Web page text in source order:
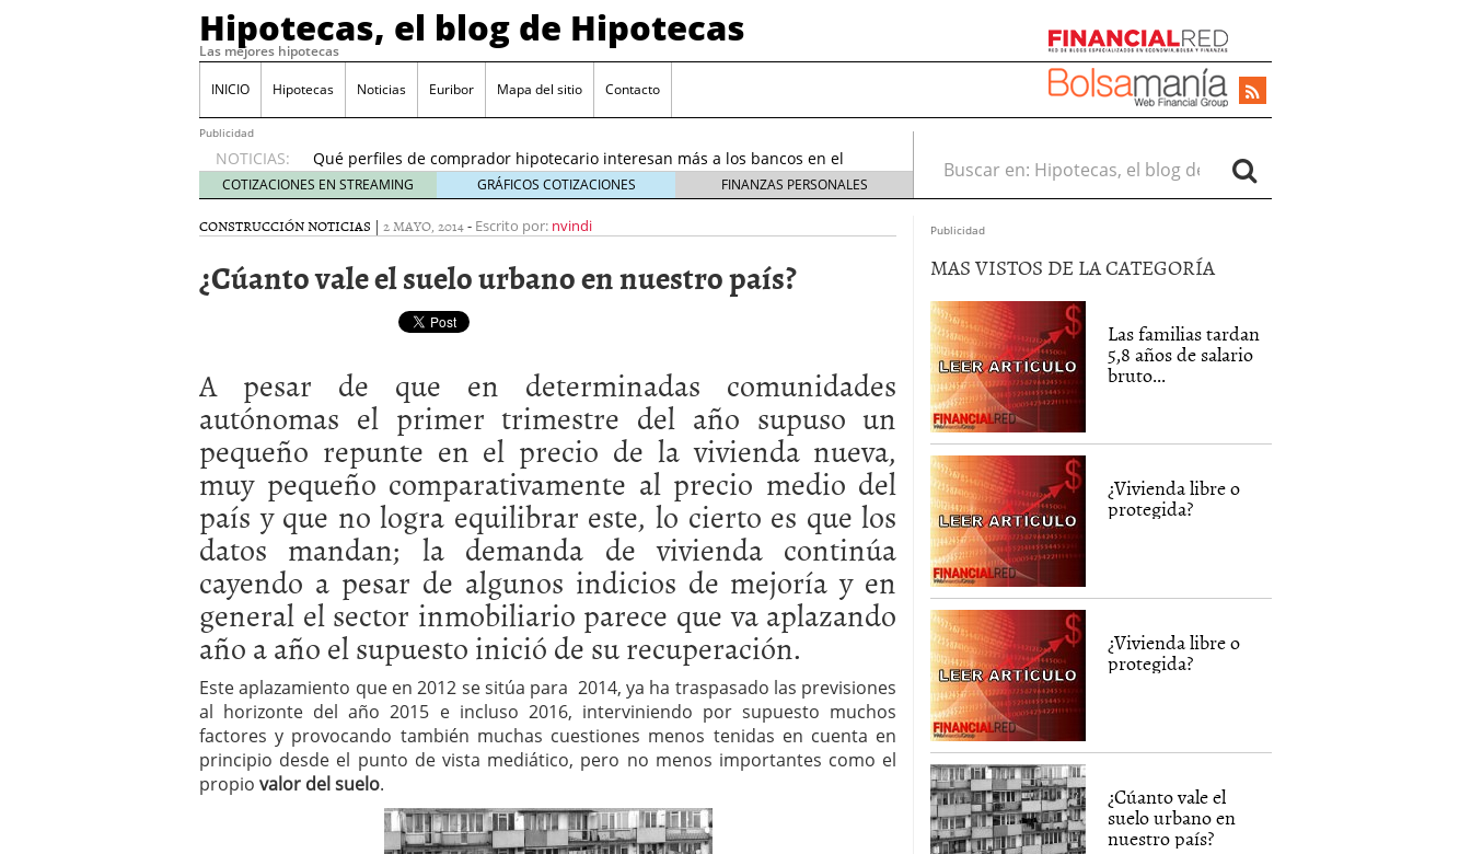
Hipotecas, el blog de Hipotecas
Las mejores hipotecas
INICIO Hipotecas Noticias Euribor Mapa del sitio Contacto
Publicidad
NOTICIAS:
Previsión del euríbor 2026: analistas sitúan el índice entre 2,25 % y 2,30 %
durante el año 06/01/2026
El Banco de España alerta sobre el sobreendeudamiento inmobiliario
Qué perfiles de comprador hipotecario interesan más a los bancos en el
inicio de 2026
21/01/2026
Hipotecas para no residentes en España: requisitos y condiciones actuales
17/01/2026
España? 12/01/2026
Previsión del euríbor 2026: analistas sitúan el índice entre 2,25 % y 2,30 %
durante el año 06/01/2026
COTIZACIONES EN STREAMING GRÁFICOS COTIZACIONES FINANZAS PERSONALES
Buscar en:
CONSTRUCCIÓNNOTICIAS | 2 MAYO, 2014- Escrito por: nvindi
¿Cúanto vale el suelo urbano en nuestro país?
A pesar de que en determinadas comunidades
autónomas el primer trimestre del año supuso un
pequeño repunte en el precio de la vivienda nueva,
muy pequeño comparativamente al precio medio del
país y que no logra equilibrar este, lo cierto es que los
datos mandan; la demanda de vivienda continúa
cayendo a pesar de algunos indicios de mejoría y en
general el sector inmobiliario parece que va aplazando
año a año el supuesto inició de su recuperación.
Este aplazamiento que en 2012 se sitúa para 2014, ya ha traspasado las previsiones
al horizonte del año 2015 e incluso 2016, interviniendo por supuesto muchos
factores y provocando también muchas cuestiones menos tenidas en cuenta en
principio desde el punto de vista mediático, pero no menos importantes como el
propio valor del suelo.
Publicidad
MAS VISTOS DE LA CATEGORÍA
Las familias tardan
5,8 años de salario
bruto...
¿Vivienda libre o
protegida?
¿Vivienda libre o
protegida?
¿Cúanto vale el
suelo urbano en
nuestro país?